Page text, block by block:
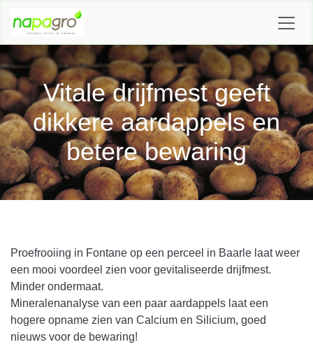
Vitale drijfmest geeft
dikkere aardappels en
betere bewaring
Proefrooiing in Fontane op een perceel in Baarle laat weer
een mooi voordeel zien voor gevitaliseerde drijfmest.
Minder ondermaat.
Mineralenanalyse van een paar aardappels laat een
hogere opname zien van Calcium en Silicium, goed
nieuws voor de bewaring!